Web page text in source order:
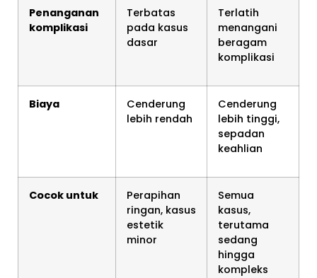
Penanganan
komplikasi
Terbatas
pada kasus
dasar
Terlatih
menangani
beragam
komplikasi
Biaya
Cenderung
lebih rendah
Cenderung
lebih tinggi,
sepadan
keahlian
Cocok untuk
Perapihan
ringan, kasus
estetik
minor
Semua
kasus,
terutama
sedang
hingga
kompleks